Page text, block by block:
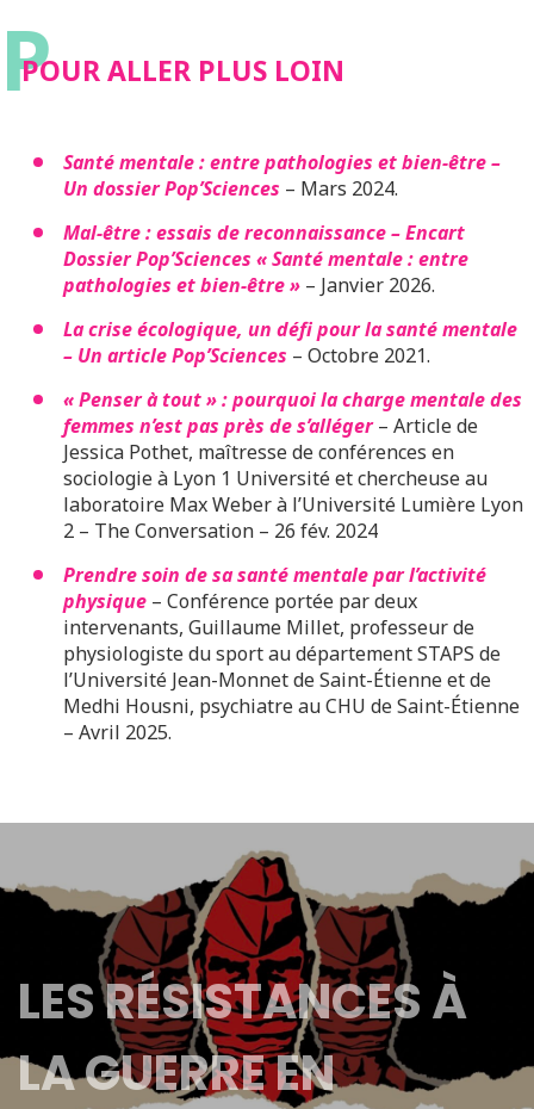
P
POUR ALLER PLUS LOIN
Santé mentale : entre pathologies et bien-être –
Un dossier Pop’Sciences – Mars 2024.
Mal-être : essais de reconnaissance – Encart
Dossier Pop’Sciences « Santé mentale : entre
pathologies et bien-être » – Janvier 2026.
La crise écologique, un défi pour la santé mentale
– Un article Pop’Sciences – Octobre 2021.
« Penser à tout » : pourquoi la charge mentale des
femmes n’est pas près de s’alléger– Article de
Jessica Pothet, maîtresse de conférences en
sociologie à Lyon 1 Université et chercheuse au
laboratoire Max Weber à l’Université Lumière Lyon
2 – The Conversation – 26 fév. 2024
Prendre soin de sa santé mentale par l’activité
physique – Conférence portée par deux
intervenants, Guillaume Millet, professeur de
physiologiste du sport au département STAPS de
l’Université Jean-Monnet de Saint-Étienne et de
Medhi Housni, psychiatre au CHU de Saint-Étienne
– Avril 2025.
LES RÉSISTANCES À
LA GUERRE EN